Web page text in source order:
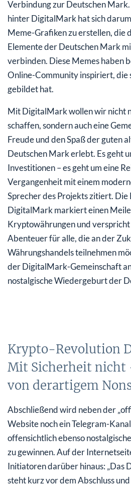
Verbindung zur Deutschen
hinter DigitalMark hat sich
Meme-Grafiken zu erstellen, die
Elemente der Deutschen Mark
verbinden. Diese Memes haben
Online-Community inspiriert, die
gebildet hat.
Mit DigitalMark wollen wir nicht
schaffen, sondern auch eine
Freude und den Spaß der guten
Deutschen Mark erlebt. Es geht
Investitionen – es geht um eine
Vergangenheit mit einem
Sprecher des Projekts zitiert. Die
DigitalMark markiert einen
Kryptowährungen und
Abenteuer für alle, die an der
Währungshandels teilnehmen
der DigitalMark-Gemeinschaft
nostalgische Wiedergeburt der
Krypto-Revolution
Mit Sicherheit nicht
von derartigem
Abschließend wird neben der
Website noch ein Telegram-
offensichtlich ebenso
zu gewinnen. Auf der
Initiatoren darüber hinaus: „Das
steht kurz vor dem Abschluss